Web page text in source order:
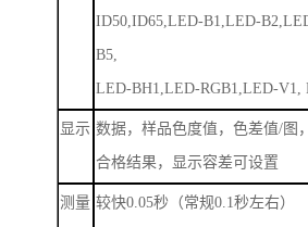
ID50,ID65,LED-B1,LED-
B5,
LED-BH1,LED-RGB1,LED-V1,
显示 数据，样品色度值，色差值/图
合格结果，显示容差可设置
测量 较快0.05秒（常规0.1秒左右）